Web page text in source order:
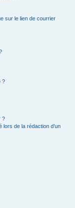
sur le lien de courrier
?
?
lors de la rédaction d’un